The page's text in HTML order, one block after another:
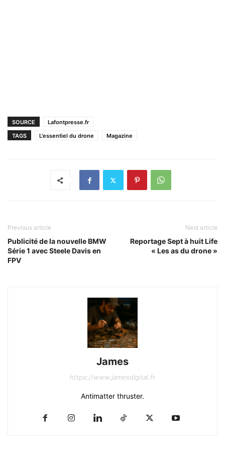
SOURCE
Lafontpresse.fr
TAGS
L'essentiel du drone Magazine
Previous article
Publicité de la nouvelle BMW
Série 1 avec Steele Davis en
FPV
Next article
Reportage Sept à huit Life
« Les as du drone »
James
https://www.jamesdigital.fr
Antimatter thruster.